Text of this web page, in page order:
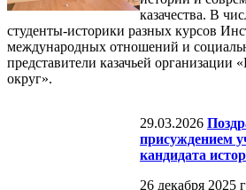
казачества. В
студенты-историки разных курсов
международных отношений и
представители казачьей организации
округ».
29.03.2026
присуждением
кандидата
26 декабря 2025